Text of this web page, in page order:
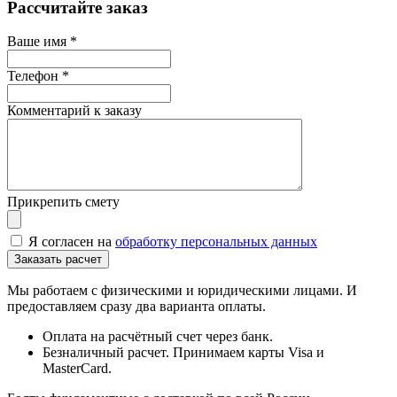
Рассчитайте заказ
Ваше имя *
Телефон *
Комментарий к заказу
Прикрепить смету
Я согласен на обработку персональных данных
Мы работаем с физическими и юридическими лицами. И
предоставляем сразу два варианта оплаты.
Оплата на расчётный счет через банк.
Безналичный расчет. Принимаем карты Visa и
MasterCard.